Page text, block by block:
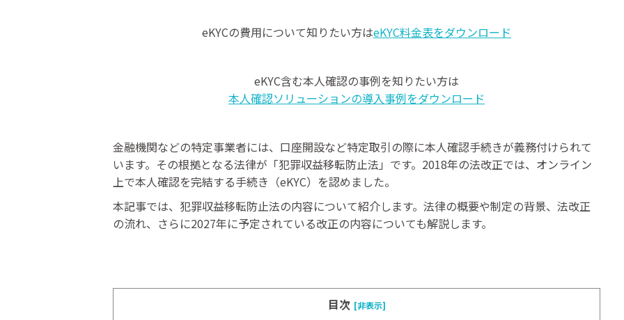
eKYCの費用について知りたい方はeKYC料金表をダウンロード
eKYC含む本人確認の事例を知りたい方は
本人確認ソリューションの導入事例をダウンロード
金融機関などの特定事業者には、口座開設など特定取引の際に本人確認手続きが義務付けられて
います。その根拠となる法律が「犯罪収益移転防止法」です。2018年の法改正では、オンライン
上で本人確認を完結する手続き（eKYC）を認めました。
本記事では、犯罪収益移転防止法の内容について紹介します。法律の概要や制定の背景、法改正
の流れ、さらに2027年に予定されている改正の内容についても解説します。
目次 [非表示]